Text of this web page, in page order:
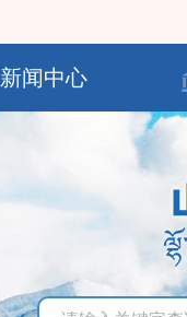
新闻中心